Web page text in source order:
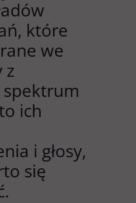
które
we
z
ich
i głosy,
się